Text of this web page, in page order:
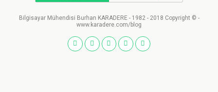
Bilgisayar Mühendisi Burhan KARADERE - 1982 - 2018 Copyright © -
www.karadere.com/blog